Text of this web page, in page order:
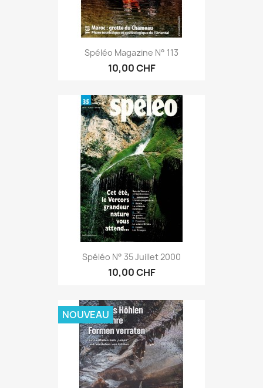
Spéléo Magazine N° 113
10,00 CHF
Spéléo N° 35 Juillet 2000
10,00 CHF
NOUVEAU